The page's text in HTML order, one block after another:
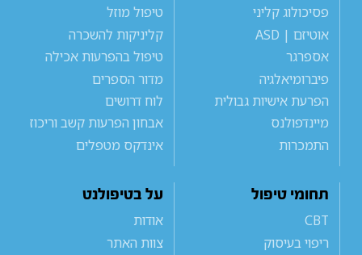
פסיכולוג קליני
אוטיזם | ASD
אספרגר
פיברומיאלגיה
הפרעת אישיות גבולית
מיינדפולנס
התמכרות
טיפול מוזל
קליניקות להשכרה
טיפול בהפרעות אכילה
מדור הספרים
לוח דרושים
אבחון הפרעות קשב וריכוז
אינדקס מטפלים
תחומי טיפול
CBT
ריפוי בעיסוק
על בטיפולנט
אודות
צוות האתר